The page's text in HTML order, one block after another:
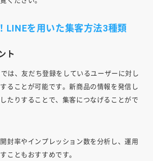
LINEを用いた集客方法3種類
ト
は、友だち登録をしているユーザーに対し
ることが可能です。新商品の情報を発信し
たりすることで、集客につなげることがで
封率やインプレッション数を分析し、運用
こともおすすめです。